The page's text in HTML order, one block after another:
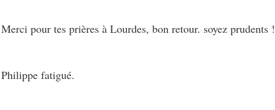
Merci pour tes prières à Lourdes, bon retour. soyez prudents !
Philippe fatigué.